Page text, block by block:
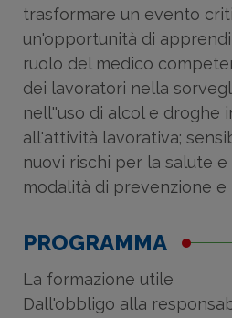
trasformare un evento
un'opportunità di
ruolo del medico
dei lavoratori nella
nell''uso di alcol e droghe
all'attività lavorativa;
nuovi rischi per la salute
modalità di prevenzione e
PROGRAMMA
La formazione utile
Dall'obbligo alla